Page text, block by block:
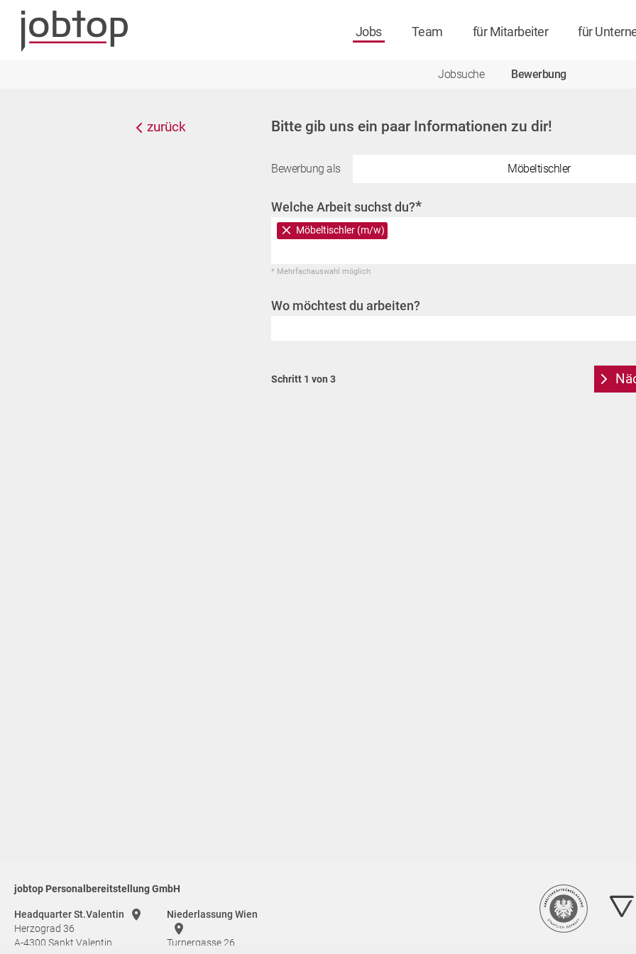
Jobs
Jobsuche Bewerbung
Team für Mitarbeiter für
zurück Bitte gib uns ein paar Informationen zu dir!
Bewerbung als Möbeltischler
Welche Arbeit suchst du?*
Möbeltischler (m/w)
* Mehrfachauswahl möglich
Wo möchtest du arbeiten?
Schritt 1 von 3
jobtop Personalbereitstellung GmbH
Headquarter St.Valentin
Herzograd 36
A-4300 Sankt Valentin
Niederlassung Wien
Turnergasse 26